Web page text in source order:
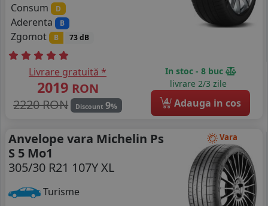
Consum
D
Aderenta B
Zgomot B 73 dB
Livrare gratuită *
2019 RON
2220 RON
Discount 9%
In stoc - 8 buc
livrare 2/3 zile
4 Adauga in cos
Vara
Anvelope vara Michelin Ps
S 5 Mo1
305/30 R21 107Y XL
Turisme